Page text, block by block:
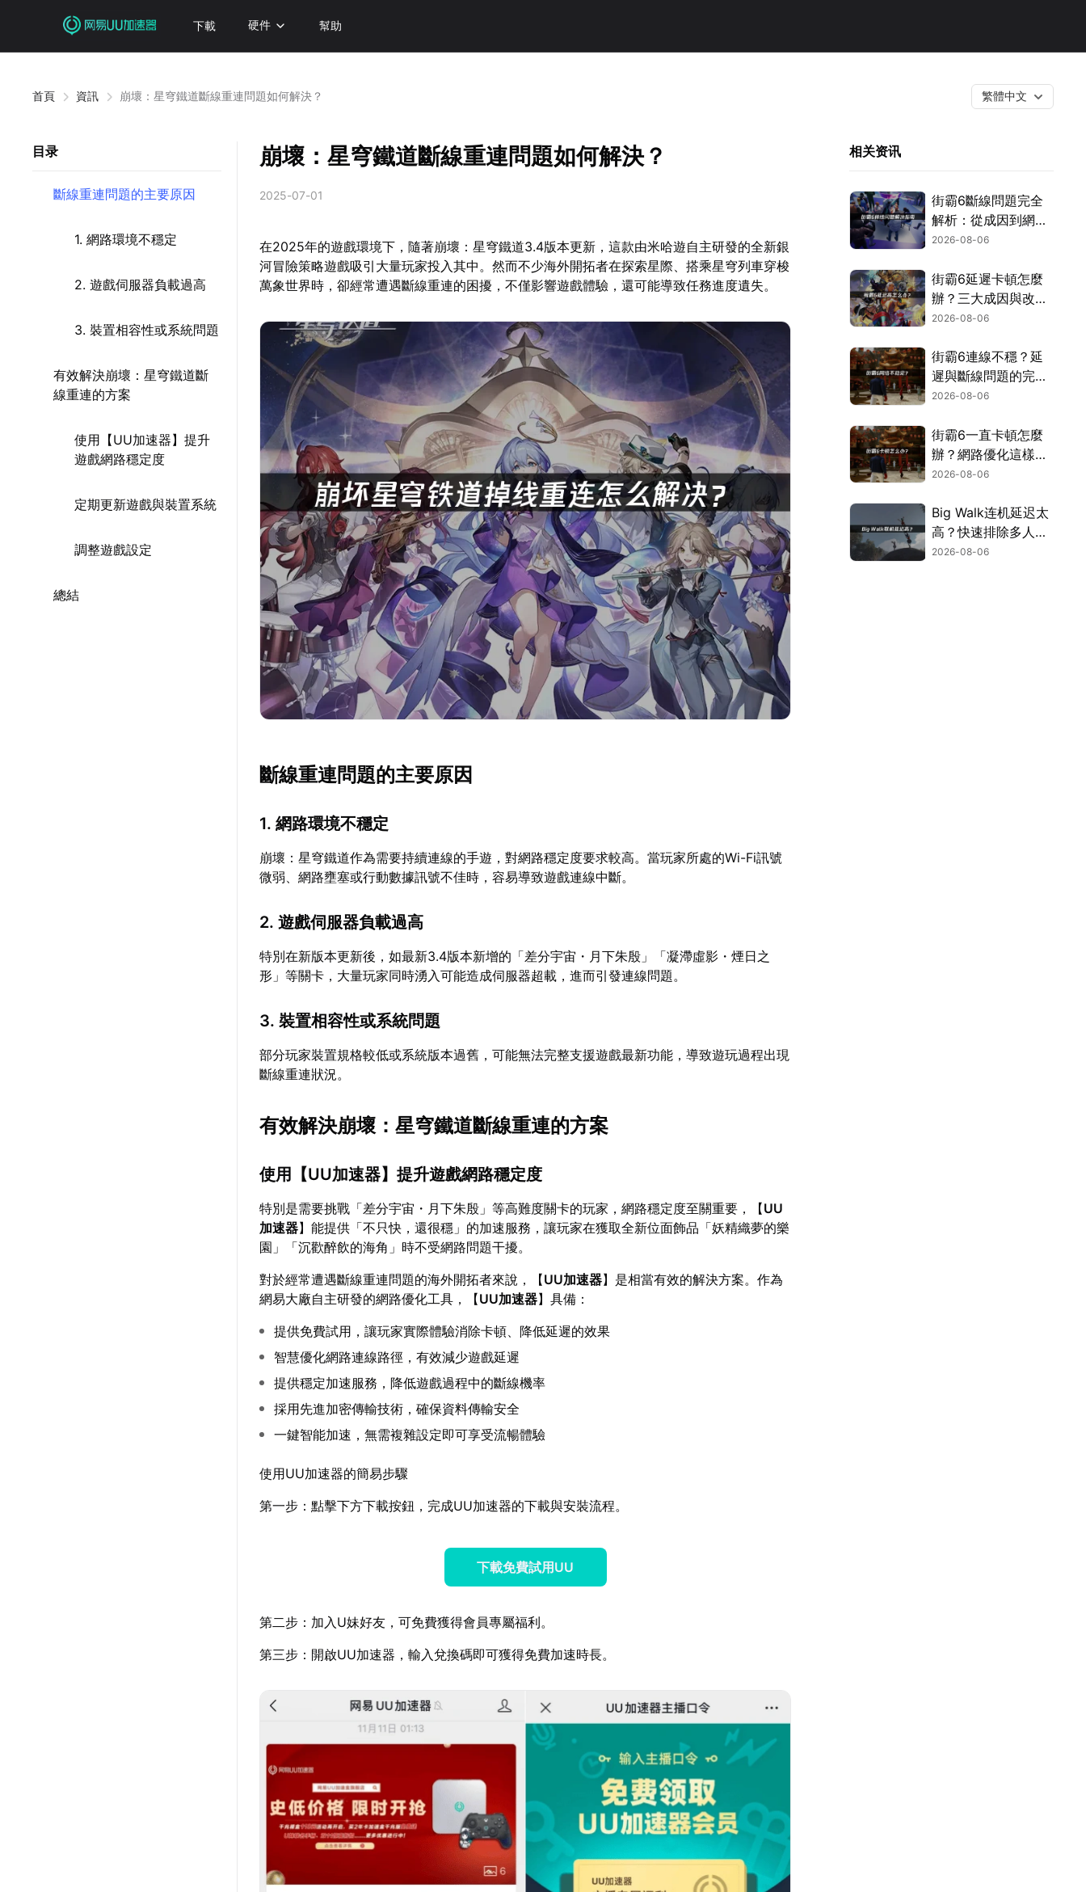
下載 硬件 幫助
首頁 資訊 崩壞：星穹鐵道斷線重連問題如何解決？ 繁體中文
目录
斷線重連問題的主要原因
1. 網路環境不穩定
2. 遊戲伺服器負載過高
3. 裝置相容性或系統問題
有效解決崩壞：星穹鐵道斷
線重連的方案
使用【UU加速器】提升
遊戲網路穩定度
定期更新遊戲與裝置系統
調整遊戲設定
總結
崩壞：星穹鐵道斷線重連問題如何解決？
2025-07-01
在2025年的遊戲環境下，隨著崩壞：星穹鐵道3.4版本更新，這款由米哈遊自主研發的全新銀
河冒險策略遊戲吸引大量玩家投入其中。然而不少海外開拓者在探索星際、搭乘星穹列車穿梭
萬象世界時，卻經常遭遇斷線重連的困擾，不僅影響遊戲體驗，還可能導致任務進度遺失。
斷線重連問題的主要原因
1. 網路環境不穩定
崩壞：星穹鐵道作為需要持續連線的手遊，對網路穩定度要求較高。當玩家所處的Wi-Fi訊號
微弱、網路壅塞或行動數據訊號不佳時，容易導致遊戲連線中斷。
2. 遊戲伺服器負載過高
特別在新版本更新後，如最新3.4版本新增的「差分宇宙・月下朱殷」「凝滯虛影・煙日之
形」等關卡，大量玩家同時湧入可能造成伺服器超載，進而引發連線問題。
3. 裝置相容性或系統問題
部分玩家裝置規格較低或系統版本過舊，可能無法完整支援遊戲最新功能，導致遊玩過程出現
斷線重連狀況。
有效解決崩壞：星穹鐵道斷線重連的方案
使用【UU加速器】提升遊戲網路穩定度
特別是需要挑戰「差分宇宙・月下朱殷」等高難度關卡的玩家，網路穩定度至關重要，【UU
加速器】能提供「不只快，還很穩」的加速服務，讓玩家在獲取全新位面飾品「妖精織夢的樂
園」「沉歡醉飲的海角」時不受網路問題干擾。
對於經常遭遇斷線重連問題的海外開拓者來說，【UU加速器】是相當有效的解決方案。作為
網易大廠自主研發的網路優化工具，【UU加速器】具備：
提供免費試用，讓玩家實際體驗消除卡頓、降低延遲的效果
智慧優化網路連線路徑，有效減少遊戲延遲
提供穩定加速服務，降低遊戲過程中的斷線機率
採用先進加密傳輸技術，確保資料傳輸安全
一鍵智能加速，無需複雜設定即可享受流暢體驗
使用UU加速器的簡易步驟
第一步：點擊下方下載按鈕，完成UU加速器的下載與安裝流程。
下載免費試用UU
第二步：加入U妹好友，可免費獲得會員專屬福利。
第三步：開啟UU加速器，輸入兌換碼即可獲得免費加速時長。
相关资讯
街霸6斷線問題完全
解析：從成因到網路
優化的實用攻略！
2026-08-06
街霸6延遲卡頓怎麼
辦？三大成因與改善
對策！
2026-08-06
街霸6連線不穩？延
遲與斷線問題的完整
解決指南！
2026-08-06
街霸6一直卡頓怎麼
辦？網路優化這樣解
決！
2026-08-06
Big Walk连机延迟太
高？快速排除多人游
玩卡顿困扰！
2026-08-06